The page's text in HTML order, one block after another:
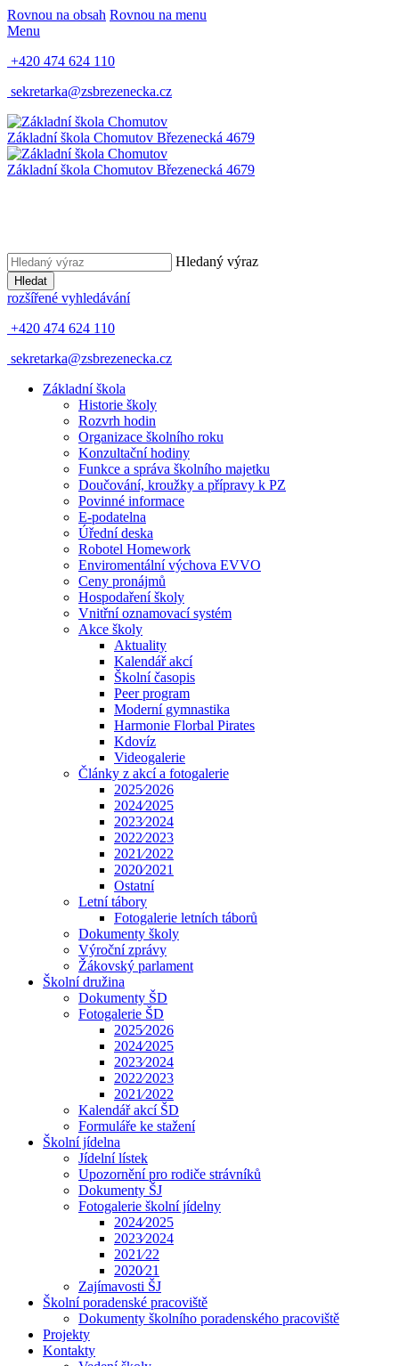
Rovnou na obsah Rovnou na menu
Menu
+420 474 624 110
sekretarka@zsbrezenecka.cz
Základní škola Chomutov Březenecká 4679
Základní škola Chomutov Březenecká 4679
Hledaný výraz
Hledat
rozšířené vyhledávání
+420 474 624 110
sekretarka@zsbrezenecka.cz
Základní škola
Historie školy
Rozvrh hodin
Organizace školního roku
Konzultační hodiny
Funkce a správa školního majetku
Doučování, kroužky a přípravy k PZ
Povinné informace
E-podatelna
Úřední deska
Robotel Homework
Enviromentální výchova EVVO
Ceny pronájmů
Hospodaření školy
Vnitřní oznamovací systém
Akce školy
Aktuality
Kalendář akcí
Školní časopis
Peer program
Moderní gymnastika
Harmonie Florbal Pirates
Kdovíz
Videogalerie
Články z akcí a fotogalerie
2025⁄2026
2024⁄2025
2023⁄2024
2022⁄2023
2021⁄2022
2020⁄2021
Ostatní
Letní tábory
Fotogalerie letních táborů
Dokumenty školy
Výroční zprávy
Žákovský parlament
Školní družina
Dokumenty ŠD
Fotogalerie ŠD
2025⁄2026
2024⁄2025
2023⁄2024
2022⁄2023
2021⁄2022
Kalendář akcí ŠD
Formuláře ke stažení
Školní jídelna
Jídelní lístek
Upozornění pro rodiče strávníků
Dokumenty ŠJ
Fotogalerie školní jídelny
2024⁄2025
2023⁄2024
2021⁄22
2020⁄21
Zajímavosti ŠJ
Školní poradenské pracoviště
Dokumenty školního poradenského pracoviště
Projekty
Kontakty